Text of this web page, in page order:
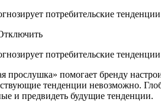
прослушка» помогает бренду
тенденции невозможно.
и предвидеть будущие тенденции.